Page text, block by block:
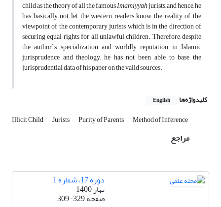
child as the theory of all the famousImamiyyahjurists, and hence, he
has basically not let the western readers know the reality of the
viewpoint of the contemporary jurists which is in the direction of
securing equal rights for all unlawful children. Therefore, despite
the author`s specialization and worldly reputation in Islamic
jurisprudence and theology, he has not been able to base the
jurisprudential data of his paper on the valid sources.
کلیدواژه‌ها English
Illicit Child Jurists Purity of Parents Method of Inference
مراجع
دوره 17، شماره 1
بهار 1400
صفحه309-329